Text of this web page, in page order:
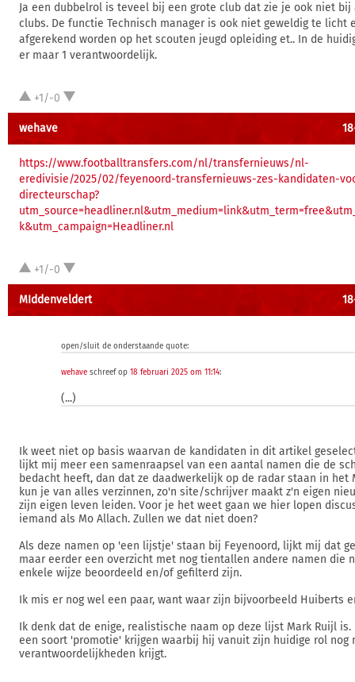
Ja een dubbelrol is teveel bij een grote club dat zie je ook niet bij
clubs. De functie Technisch manager is ook niet geweldig te licht
afgerekend worden op het scouten jeugd opleiding et.. In de
er maar 1 verantwoordelijk.
+1/-0
wehave
https://www.footballtransfers.com/nl/transfernieuws/nl-
eredivisie/2025/02/feyenoord-transfernieuws-zes-kandidaten-
directeurschap?
k&utm_campaign=Headliner.nl
+1/-0
MIddenveldert
open/sluit de onderstaande quote:
wehaveschreef op 18 februari 2025 om 11:14:
(...)
Ik weet niet op basis waarvan de kandidaten in dit artikel
lijkt mij meer een samenraapsel van een aantal namen die de
bedacht heeft, dan dat ze daadwerkelijk op de radar staan in het
kun je van alles verzinnen, zo'n site/schrijver maakt z'n eigen
zijn eigen leven leiden. Voor je het weet gaan we hier lopen
iemand als Mo Allach. Zullen we dat niet doen?
Als deze namen op 'een lijstje' staan bij Feyenoord, lijkt mij dat
maar eerder een overzicht met nog tientallen andere namen die
enkele wijze beoordeeld en/of gefilterd zijn.
Ik mis er nog wel een paar, want waar zijn bijvoorbeeld Huiberts
Ik denk dat de enige, realistische naam op deze lijst Mark Ruijl is.
een soort 'promotie' krijgen waarbij hij vanuit zijn huidige rol nog
verantwoordelijkheden krijgt.